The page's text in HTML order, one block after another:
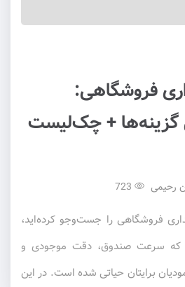
فروشگاهی:
گزینه‌ها + چک‌لیست
رحیمی
فروشگاهی را جست‌وجو کرده‌اید،
که سرعت صندوق، دقت موجودی و
برایتان حیاتی شده است. در این